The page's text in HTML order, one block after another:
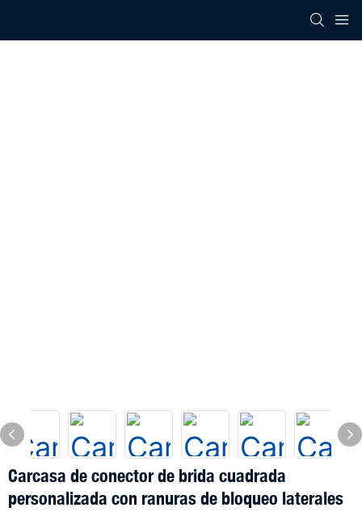
Carcasa de conector de brida cuadrada
personalizada con ranuras de bloqueo laterales